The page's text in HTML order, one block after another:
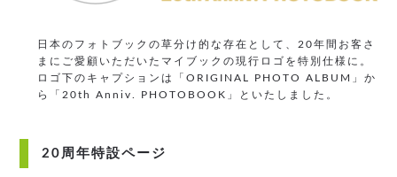
日本のフォトブックの草分け的な存在として、20年間お客さ
まにご愛顧いただいたマイブックの現行ロゴを特別仕様に。
ロゴ下のキャプションは「ORIGINAL PHOTO ALBUM」か
ら「20th Anniv. PHOTOBOOK」といたしました。
20周年特設ページ